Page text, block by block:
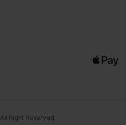
. All Right Reserved.